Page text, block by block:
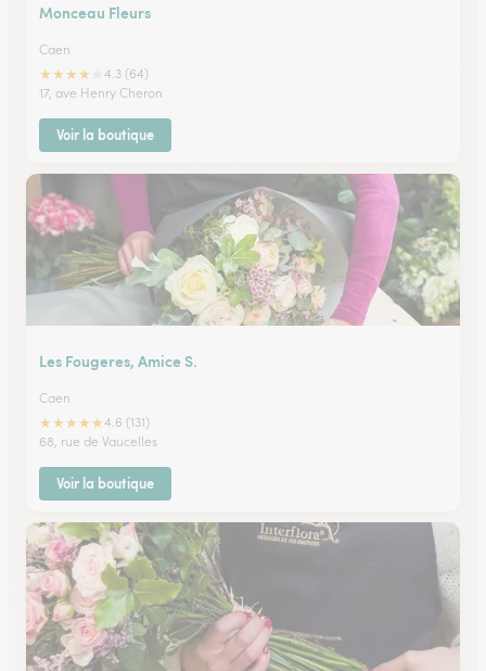
Monceau Fleurs
Caen
★★★★
4.3 (64)
17, ave Henry Cheron
Voir la boutique
Les Fougeres, Amice S.
Caen
★★★★★4.6 (131)
68, rue de Vaucelles
Voir la boutique